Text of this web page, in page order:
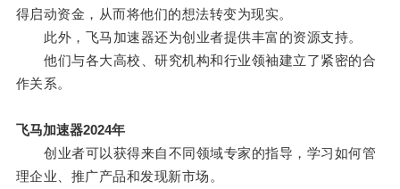
得启动资金，从而将他们的想法转变为现实。
此外，飞马加速器还为创业者提供丰富的资源支持。
他们与各大高校、研究机构和行业领袖建立了紧密的合
作关系。
飞马加速器2024年
创业者可以获得来自不同领域专家的指导，学习如何管
理企业、推广产品和发现新市场。